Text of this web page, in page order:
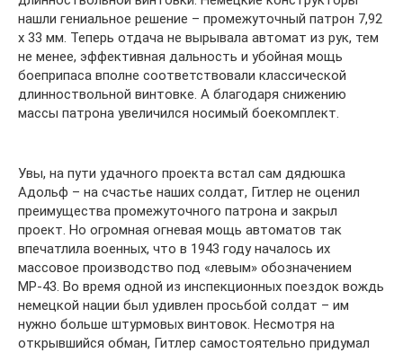
нашли гениальное решение – промежуточный патрон 7,92
х 33 мм. Теперь отдача не вырывала автомат из рук, тем
не менее, эффективная дальность и убойная мощь
боеприпаса вполне соответствовали классической
длинноствольной винтовке. А благодаря снижению
массы патрона увеличился носимый боекомплект.
Увы, на пути удачного проекта встал сам дядюшка
Адольф – на счастье наших солдат, Гитлер не оценил
преимущества промежуточного патрона и закрыл
проект. Но огромная огневая мощь автоматов так
впечатлила военных, что в 1943 году началось их
массовое производство под «левым» обозначением
МР-43. Во время одной из инспекционных поездок вождь
немецкой нации был удивлен просьбой солдат – им
нужно больше штурмовых винтовок. Несмотря на
открывшийся обман, Гитлер самостоятельно придумал